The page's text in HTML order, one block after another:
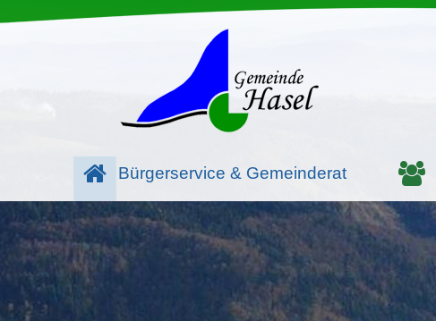
Bürgerservice & Gemeinderat